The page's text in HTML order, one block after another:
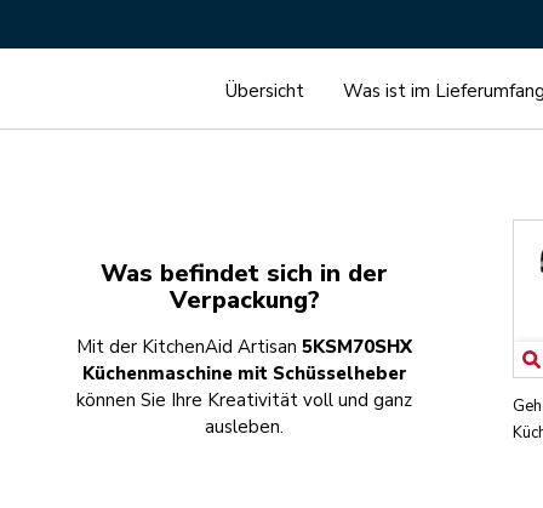
Übersicht Was ist im
Was befindet sich in der
Verpackung?
Mit der KitchenAid Artisan5KSM70SHX
Küchenmaschinemit Schüsselheber
können Sie Ihre Kreativität voll und ganz
ausleben.